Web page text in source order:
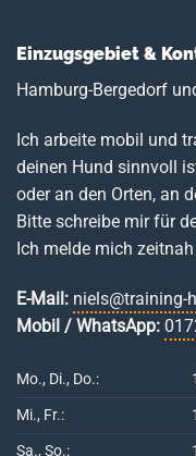
Einzugsgebiet &
Hamburg-Bergedorf
Ich arbeite mobil und
deinen Hund sinnvoll
oder an den Orten, an
Bitte schreibe mir für
Ich melde mich
E-Mail: niels@training-
Mobil / WhatsApp:
Mo., Di., Do.:
Mi., Fr.:
Sa., So.: